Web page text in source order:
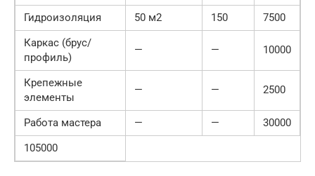
Гидроизоляция
50 м2 150
7500
Каркас (брус/
профиль)
— — 10000
Крепежные
элементы
— — 2500
Работа мастера — —
30000
105000